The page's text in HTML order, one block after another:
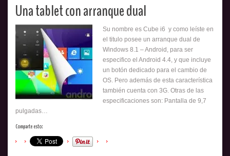
Una tablet con arranque dual
Su nombre es Cube i6 y como leíste en
el titulo posee un arranque dual de
Windows 8.1 – Android, para ser
especifico el Android 4.4, y que incluye
un botón dedicado para el cambio de
OS. Pero además de esta característica
también cuenta con 3G. Otras de las
especificaciones son: Pantalla de 9,7
pulgadas…
Comparte esto: